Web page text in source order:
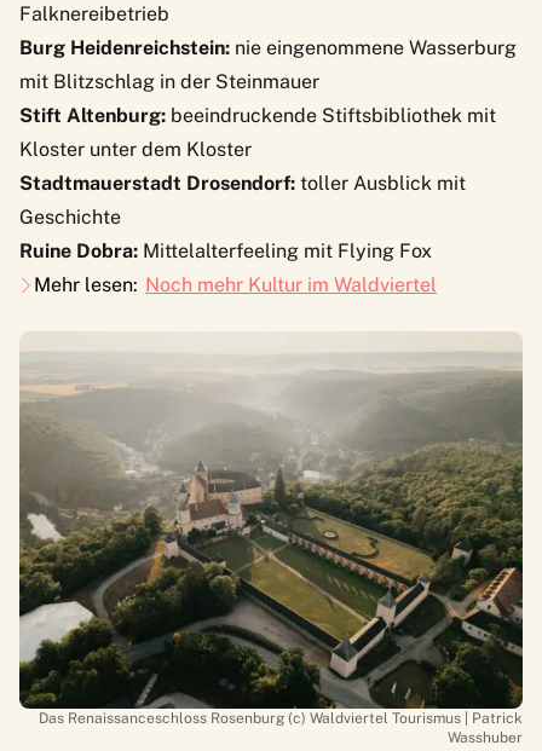
Falknereibetrieb
Burg Heidenreichstein: nie eingenommene Wasserburg
mit Blitzschlag in der Steinmauer
Stift Altenburg: beeindruckende Stiftsbibliothek mit
Kloster unter dem Kloster
Stadtmauerstadt Drosendorf: toller Ausblick mit
Geschichte
Ruine Dobra: Mittelalterfeeling mit Flying Fox
Mehr lesen: Noch mehr Kultur im Waldviertel
Das Renaissanceschloss Rosenburg (c) Waldviertel Tourismus | Patrick
Wasshuber